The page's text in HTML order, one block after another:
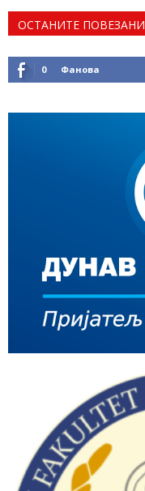
ОСТАНИТЕ ПОВЕЗАНИ
0 Фанова